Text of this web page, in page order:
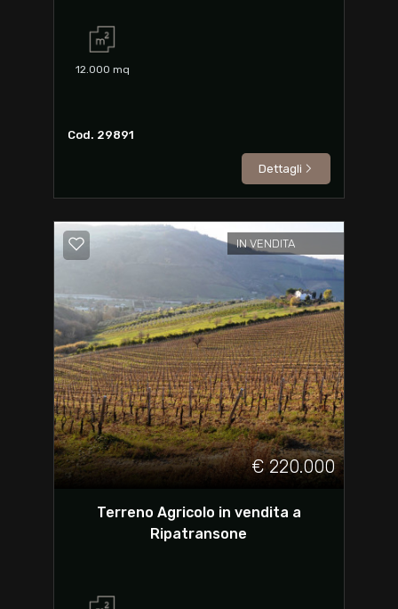
12.000 mq
Cod. 29891
Dettagli
IN VENDITA
€ 220.000
Terreno Agricolo in vendita a
Ripatransone